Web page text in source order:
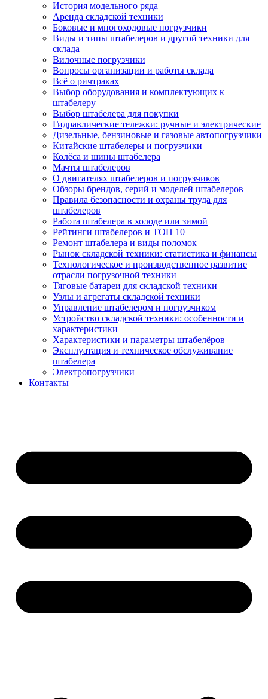
История модельного ряда
Аренда складской техники
Боковые и многоходовые погрузчики
Виды и типы штабелеров и другой техники для
склада
Вилочные погрузчики
Вопросы организации и работы склада
Всё о ричтраках
Выбор оборудования и комплектующих к
штабелеру
Выбор штабелера для покупки
Гидравлические тележки: ручные и электрические
Дизельные, бензиновые и газовые автопогрузчики
Китайские штабелеры и погрузчики
Колёса и шины штабелера
Мачты штабелеров
О двигателях штабелеров и погрузчиков
Обзоры брендов, серий и моделей штабелеров
Правила безопасности и охраны труда для
штабелеров
Работа штабелера в холоде или зимой
Рейтинги штабелеров и ТОП 10
Ремонт штабелера и виды поломок
Рынок складской техники: статистика и финансы
Технологическое и производственное развитие
отрасли погрузочной техники
Тяговые батареи для складской техники
Узлы и агрегаты складской техники
Управление штабелером и погрузчиком
Устройство складской техники: особенности и
характеристики
Характеристики и параметры штабелёров
Эксплуатация и техническое обслуживание
штабелера
Электропогрузчики
Контакты